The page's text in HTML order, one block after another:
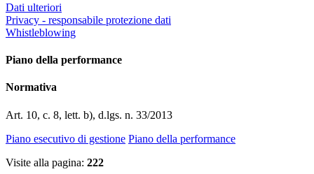
Dati ulteriori
Privacy - responsabile protezione dati
Whistleblowing
Piano della performance
Normativa
Art. 10, c. 8, lett. b), d.lgs. n. 33/2013
Piano esecutivo di gestione Piano della performance
Visite alla pagina: 222